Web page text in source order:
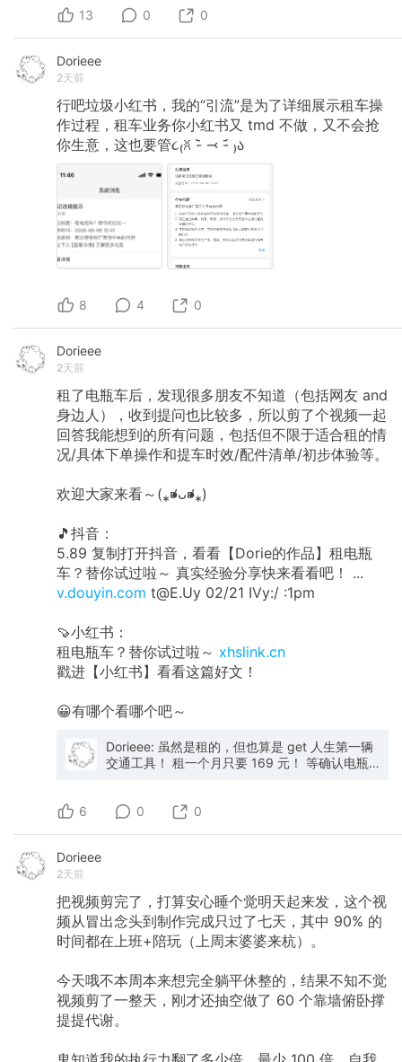
13 0 0
Dorieee
2天前
行吧垃圾小红书，我的“引流”是为了详细展示租车操
作过程，租车业务你小红书又 tmd 不做，又不会抢
你生意，这也要管૮₍ꐦ -᷅ ⤙ -᷄ ₎ა
8 4 0
Dorieee
2天前
租了电瓶车后，发现很多朋友不知道（包括网友 and
身边人），收到提问也比较多，所以剪了个视频一起
回答我能想到的所有问题，包括但不限于适合租的情
况/具体下单操作和提车时效/配件清单/初步体验等。
欢迎大家来看～(⁎⁍̴̛ᴗ⁍̴̛⁎)
🎵抖音：
5.89 复制打开抖音，看看【Dorie的作品】租电瓶
车？替你试过啦～ 真实经验分享快来看看吧！ ...
v.douyin.com t@E.Uy 02/21 IVy:/ :1pm
🍠小红书：
租电瓶车？替你试过啦～ xhslink.cn
戳进【小红书】看看这篇好文！
😀有哪个看哪个吧～
Dorieee: 虽然是租的，但也算是 get 人生第一辆
交通工具！ 租一个月只要 169 元！ 等确认电瓶
享单车+流汗流的浑身都是啦。 打算继续学习如
6 0 0
Dorieee
2天前
把视频剪完了，打算安心睡个觉明天起来发，这个视
频从冒出念头到制作完成只过了七天，其中 90% 的
时间都在上班+陪玩（上周末婆婆来杭）。
今天哦不本周本来想完全躺平休整的，结果不知不觉
视频剪了一整天，刚才还抽空做了 60 个靠墙俯卧撑
提提代谢。